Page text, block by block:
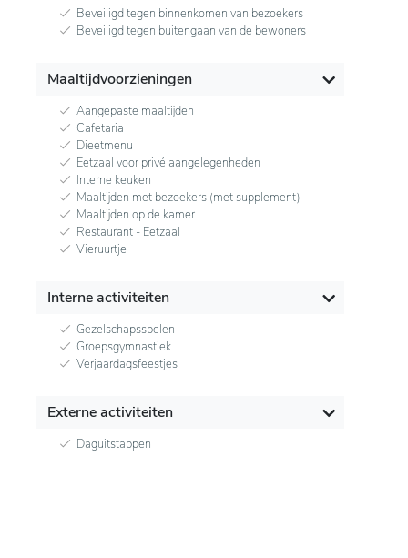
Beveiligd tegen binnenkomen van bezoekers
Beveiligd tegen buitengaan van de bewoners
Maaltijdvoorzieningen
Aangepaste maaltijden
Cafetaria
Dieetmenu
Eetzaal voor privé aangelegenheden
Interne keuken
Maaltijden met bezoekers (met supplement)
Maaltijden op de kamer
Restaurant - Eetzaal
Vieruurtje
Interne activiteiten
Gezelschapsspelen
Groepsgymnastiek
Verjaardagsfeestjes
Externe activiteiten
Daguitstappen